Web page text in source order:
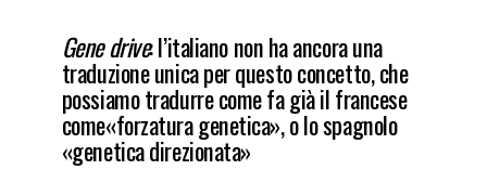
Gene drive: l’italiano non ha ancora una
traduzione unica per questo concetto, che
possiamo tradurre come fa già il francese
come«forzatura genetica», o lo spagnolo
«genetica direzionata»